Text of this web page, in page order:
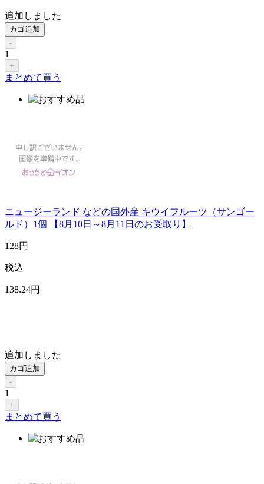
追加しました
カゴ追加
-
1
+
まとめて買う
ニュージーランド などの国外産 キウイフルーツ（サンゴー
ルド）1個 【8月10日～8月11日のお受取り】
128円
税込
138.24円
追加しました
カゴ追加
-
1
+
まとめて買う